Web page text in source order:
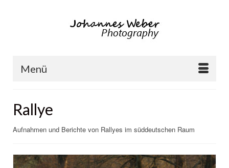
Menü
Rallye
Aufnahmen und Berichte von Rallyes im süddeutschen Raum